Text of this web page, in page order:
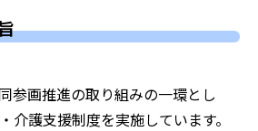
参画推進の取り組みの一環とし
介護支援制度を実施しています。